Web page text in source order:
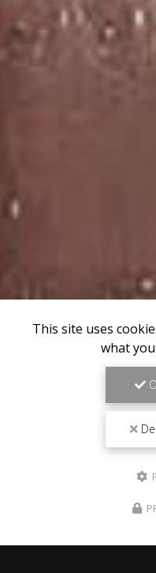
This site uses
what